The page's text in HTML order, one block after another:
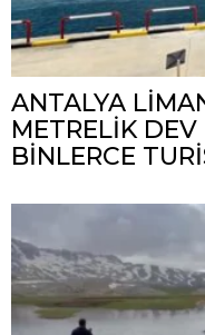
ANTALYA
METRELİK DEV
BİNLERCE